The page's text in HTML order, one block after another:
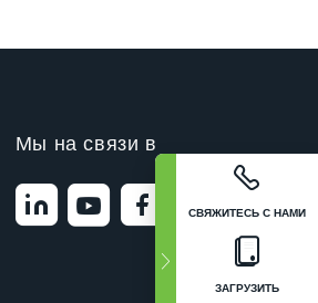
СВЯЖИТЕСЬ С НАМИ
ЗАГРУЗИТЬ
Мы на связи в